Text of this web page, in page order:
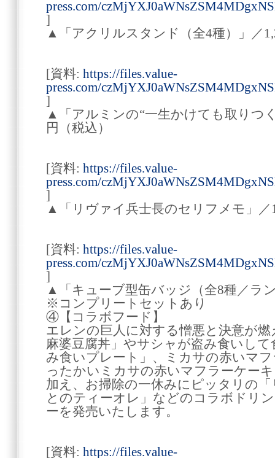
press.com/
]
▲「アクリルスタンド（全4種）」／
[資料: https://files.value-
press.com/
]
▲「アルミンの“一生かけても取りつ
円（税込）
[資料: https://files.value-
press.com/
]
▲「リヴァイ兵士長のセリフメモ」／
[資料: https://files.value-
press.com/
]
▲「キューブ型缶バッジ（全8種／ラ
※コンプリートセットあり
④【コラボフード】
エレンの巨人に対する憎悪と決意が
麻婆豆腐丼」やサシャが盗み食いし
み食いプレート」、ミカサの赤いマ
ったかいミカサの赤いマフラーケー
加え、お掃除の一休みにピッタリの
とのティーオレ」などのコラボドリ
ーを発売いたします。
[資料: https://files.value-